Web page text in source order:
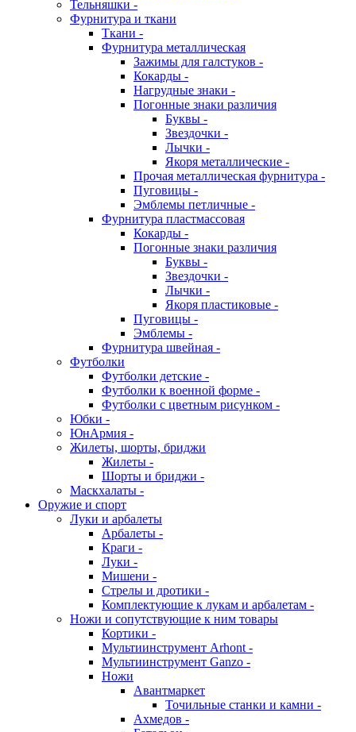
Тельняшки -
Фурнитура и ткани
Ткани -
Фурнитура металлическая
Зажимы для галстуков -
Кокарды -
Нагрудные знаки -
Погонные знаки различия
Буквы -
Звездочки -
Лычки -
Якоря металлические -
Прочая металлическая фурнитура -
Пуговицы -
Эмблемы петличные -
Фурнитура пластмассовая
Кокарды -
Погонные знаки различия
Буквы -
Звездочки -
Лычки -
Якоря пластиковые -
Пуговицы -
Эмблемы -
Фурнитура швейная -
Футболки
Футболки детские -
Футболки к военной форме -
Футболки с цветным рисунком -
Юбки -
ЮнАрмия -
Жилеты, шорты, бриджи
Жилеты -
Шорты и бриджи -
Маскхалаты -
Оружие и спорт
Луки и арбалеты
Арбалеты -
Краги -
Луки -
Мишени -
Стрелы и дротики -
Комплектующие к лукам и арбалетам -
Ножи и сопутствующие к ним товары
Кортики -
Мультиинструмент Arhont -
Мультиинструмент Ganzo -
Ножи
Авантмаркет
Точильные станки и камни -
Ахмедов -